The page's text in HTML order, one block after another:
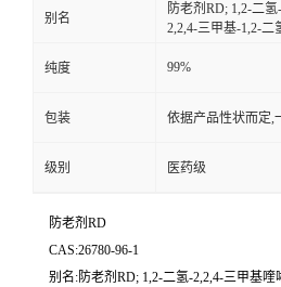
别名
防老剂RD; 1,2-二
2,2,4-三甲基-1,2-二
纯度 99%
包装 依据产品性状而定,
级别 医药级
防老剂RD
CAS:26780-96-1
别名:防老剂RD; 1,2-二氢-2,2,4-三甲基